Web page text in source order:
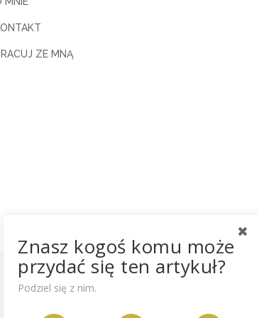
ZE MNĄ
Znasz kogoś komu może
przydać się ten artykuł?
Podziel się z nim.